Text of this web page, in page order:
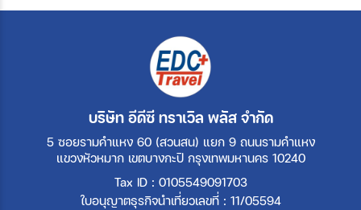
บริษัท อีดีซี ทราเวิล พลัส จำกัด
5 ซอยรามคำแหง 60 (สวนสน) แยก 9 ถนนรามคำแหง
แขวงหัวหมาก เขตบางกะปิ กรุงเทพมหานคร 10240
Tax ID : 0105549091703
ใบอนุญาตธุรกิจนำเที่ยวเลขที่ : 11/05594